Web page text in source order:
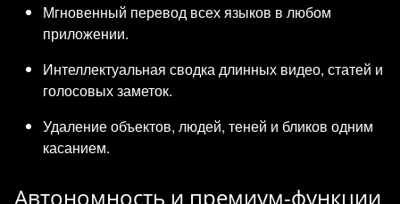
Мгновенный перевод всех языков в любом
приложении.
Интеллектуальная сводка длинных видео, статей и
голосовых заметок.
Удаление объектов, людей, теней и бликов одним
касанием.
Автономность и премиум-функции